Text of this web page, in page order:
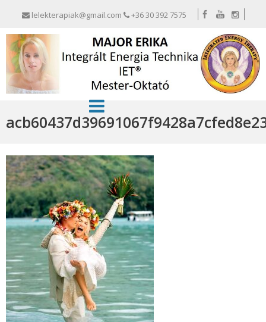
lelekterapiak@gmail.com +36 30 392 7575